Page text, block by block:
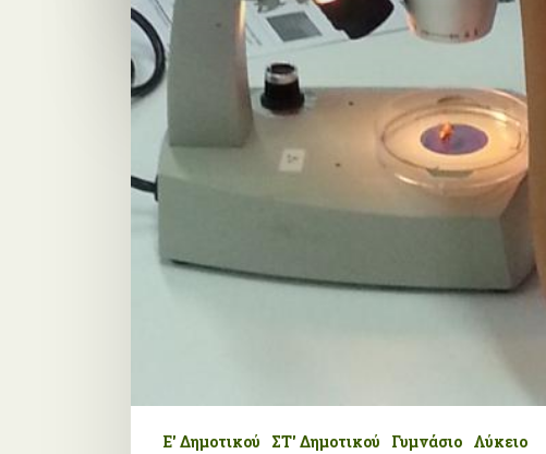
Sorry, this entry is only available in Ελληνικά
Ε' Δημοτικού ΣΤ' Δημοτικού Γυμνάσιο Λύκειο